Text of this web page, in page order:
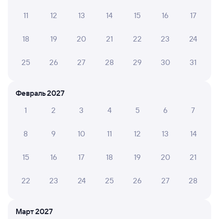
Все прошло отлично и комфортно
10 АНАСТАСИЯ М.
Ехала приятеля родственница с дочкой мы их
,отзывчивый персонал.
11 12 13 14 15 16 17
18 19 20 21 22 23 24
25 26 27 28 29 30 31
Февраль 2027
1
2 3 4 5 6 7
8 9 10 11 12 13 14
15 16 17 18 19 20 21
22 23 24 25 26 27 28
Март 2027